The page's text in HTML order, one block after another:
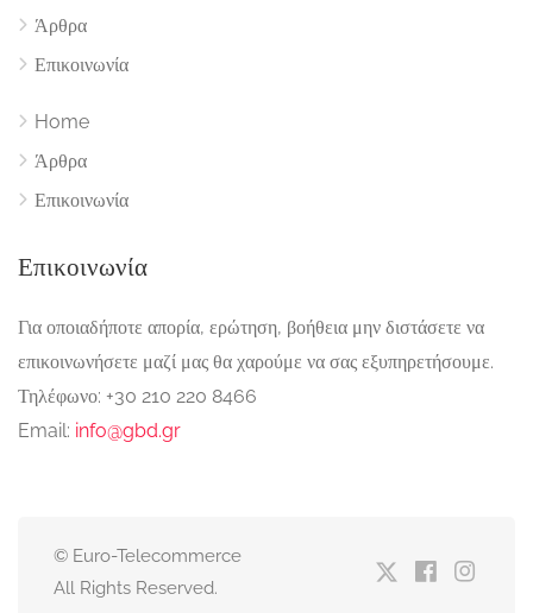
Άρθρα
Επικοινωνία
Home
Άρθρα
Επικοινωνία
Επικοινωνία
Για οποιαδήποτε απορία, ερώτηση, βοήθεια μην διστάσετε να
επικοινωνήσετε μαζί μας θα χαρούμε να σας εξυπηρετήσουμε.
Τηλέφωνο: +30 210 220 8466
Email: info@gbd.gr
© Euro-Telecommerce
All Rights Reserved.